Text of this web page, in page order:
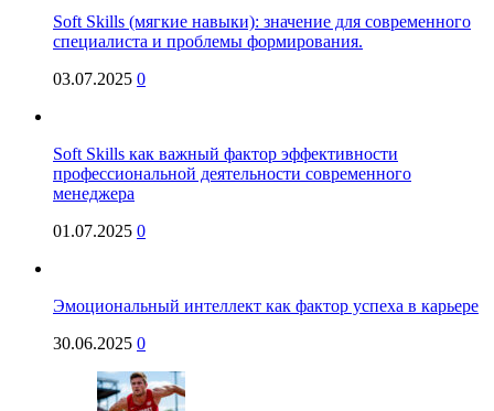
Soft Skills (мягкие навыки): значение для современного
специалиста и проблемы формирования.
03.07.2025 0
Soft Skills как важный фактор эффективности
профессиональной деятельности современного
менеджера
01.07.2025 0
Эмоциональный интеллект как фактор успеха в карьере
30.06.2025 0